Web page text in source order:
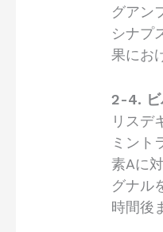
グアン
シナプ
果にお
2-4. ビ
リスデ
ミント
素Aに
グナル
時間後